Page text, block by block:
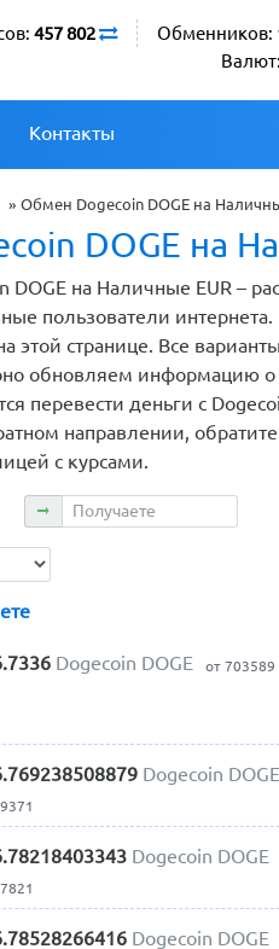
Обменников:
Валют:
457 802
Контакты
» Обмен Dogecoin DOGE на
DOGE на
DOGE на Наличные EUR –
пользователи
этой странице. Все
обновляем информацию о
перевести деньги с
направлении,
с курсами.
Получаете
Dogecoin DOGE от 703589
Dogecoin DOGE
Dogecoin DOGE
Dogecoin DOGE